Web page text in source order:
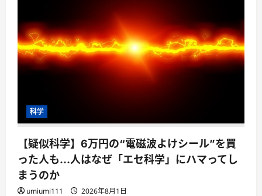
科学
【疑似科学】6万円の“電磁波よけシール”を買
った人も…人はなぜ「エセ科学」にハマってし
まうのか
umiumi111 2026年8月1日